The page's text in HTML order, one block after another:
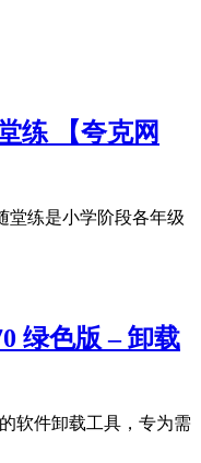
练 【夸克网
堂练是小学阶段各年级
绿色版 – 卸载
软件卸载工具，专为需